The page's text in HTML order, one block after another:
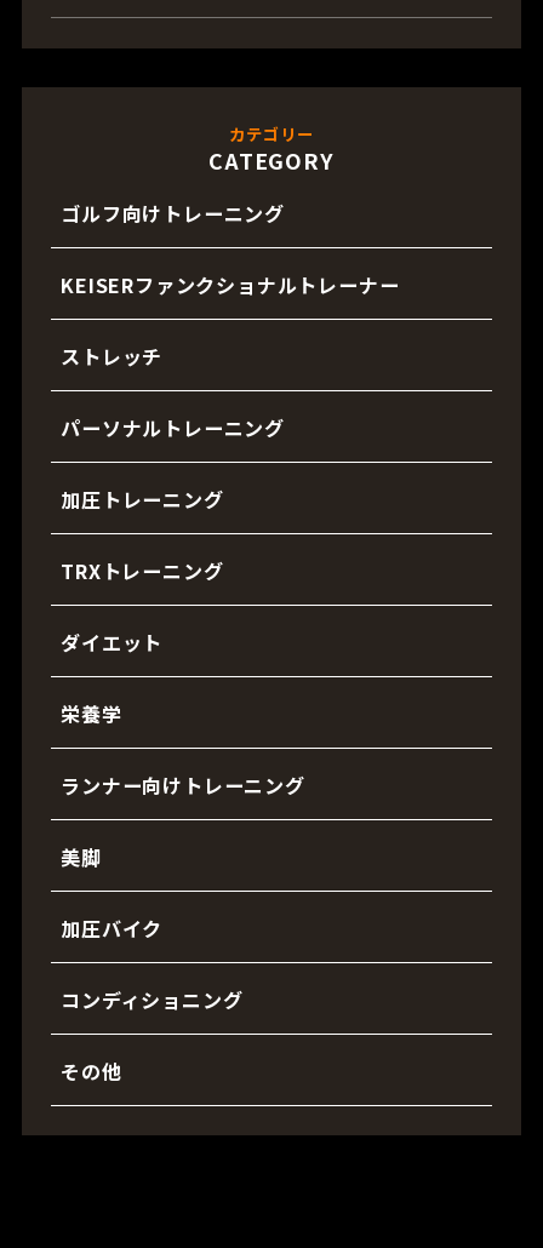
カテゴリー
CATEGORY
ゴルフ向けトレーニング
KEISERファンクショナルトレーナー
ストレッチ
パーソナルトレーニング
加圧トレーニング
TRXトレーニング
ダイエット
栄養学
ランナー向けトレーニング
美脚
加圧バイク
コンディショニング
その他